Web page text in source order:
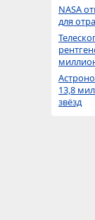
NASA
для
13,8
звёзд